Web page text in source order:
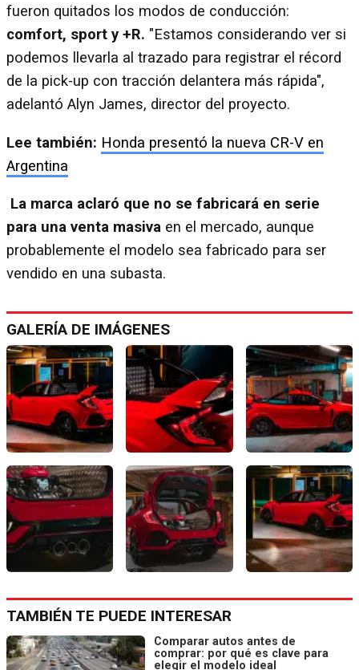
fueron quitados los modos de conducción:
comfort, sport y +R. "Estamos considerando ver si
podemos llevarla al trazado para registrar el récord
de la pick-up con tracción delantera más rápida",
adelantó Alyn James, director del proyecto.
Lee también: Honda presentó la nueva CR-V en
Argentina
La marca aclaró que no se fabricará en serie
para una venta masiva en el mercado, aunque
probablemente el modelo sea fabricado para ser
vendido en una subasta.
GALERÍA DE IMÁGENES
TAMBIÉN TE PUEDE INTERESAR
Comparar autos antes de
comprar: por qué es clave para
elegir el modelo ideal